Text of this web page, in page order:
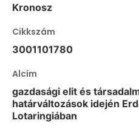
Kronosz
Cikkszám
3001101780
Alcím
gazdasági elit és
határváltozások idején
Lotaringiában